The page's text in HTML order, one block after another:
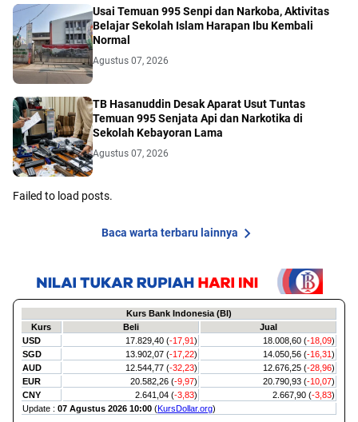
Usai Temuan 995 Senpi dan Narkoba, Aktivitas
Belajar Sekolah Islam Harapan Ibu Kembali
Normal
Agustus 07, 2026
TB Hasanuddin Desak Aparat Usut Tuntas
Temuan 995 Senjata Api dan Narkotika di
Sekolah Kebayoran Lama
Agustus 07, 2026
Failed to load posts.
Baca warta terbaru lainnya